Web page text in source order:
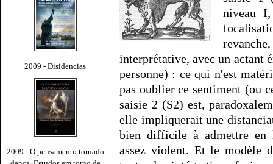
2009 - Disidencias
2009 - O pensamento tornado
niveau
interprétative, avec un actant
personne) : ce qui n'est
pas oublier ce sentiment (ou
saisie 2 (S2) est,
elle impliquerait une
bien difficile à admettre en
assez violent. Et le modèle